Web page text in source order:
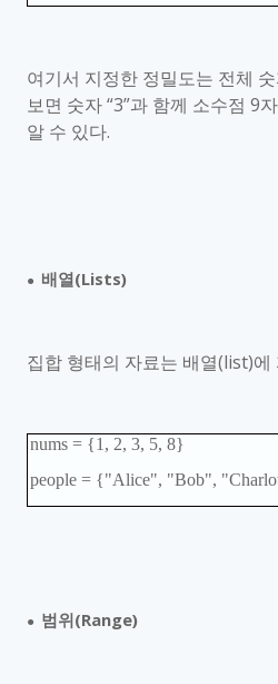
여기서 지정한 정밀도는 전체
보면 숫자 “3”과 함께 소수점 9
알 수 있다.
● 배열(Lists)
집합 형태의 자료는 배열(list)에
nums = {1, 2, 3, 5, 8}
people = {"Alice", "Bob",
● 범위(Range)